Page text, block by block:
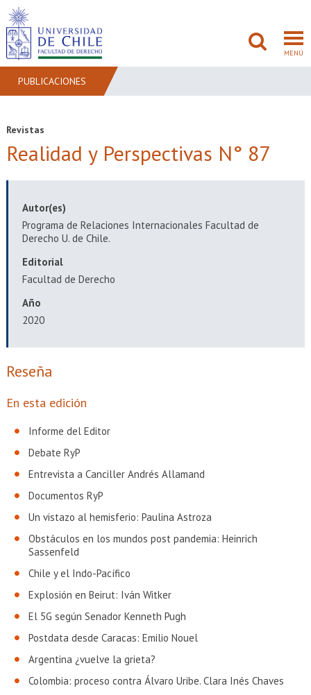
MENÚ
PREGRADO
POSTGRADO
Académicos Estudiantes
PUBLICACIONES
Revistas
Realidad y Perspectivas N° 87
Autor(es)
Programa de Relaciones Internacionales Facultad de
Derecho U. de Chile.
Editorial
Facultad de Derecho
Año
2020
Reseña
En esta edición
Informe del Editor
Debate RyP
Entrevista a Canciller Andrés Allamand
Documentos RyP
Un vistazo al hemisferio: Paulina Astroza
Obstáculos en los mundos post pandemia: Heinrich
Sassenfeld
Chile y el Indo-Pacífico
Explosión en Beirut: Iván Witker
El 5G según Senador Kenneth Pugh
Postdata desde Caracas: Emilio Nouel
Argentina ¿vuelve la grieta?
Colombia: proceso contra Álvaro Uribe. Clara Inés Chaves